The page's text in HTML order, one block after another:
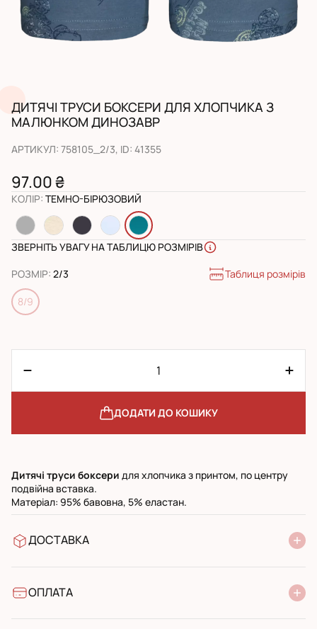
ДИТЯЧІ ТРУСИ БОКСЕРИ ДЛЯ ХЛОПЧИКА З
МАЛЮНКОМ ДИНОЗАВР
АРТИКУЛ: 758105_2/3, ID: 41355
97.00 ₴
КОЛІР: ТЕМНО-БІРЮЗОВИЙ
ЗВЕРНІТЬ УВАГУ НА ТАБЛИЦЮ РОЗМІРІВ
РОЗМІР: 2/3 Таблиця розмірів
8/9
ДОДАТИ ДО КОШИКУ
Дитячі труси боксери для хлопчика з принтом, по центру
подвійна вставка.
Матеріал: 95% бавовна, 5% еластан.
ДОСТАВКА
УкрПошта стандарт
ОПЛАТА
Банківський переказ